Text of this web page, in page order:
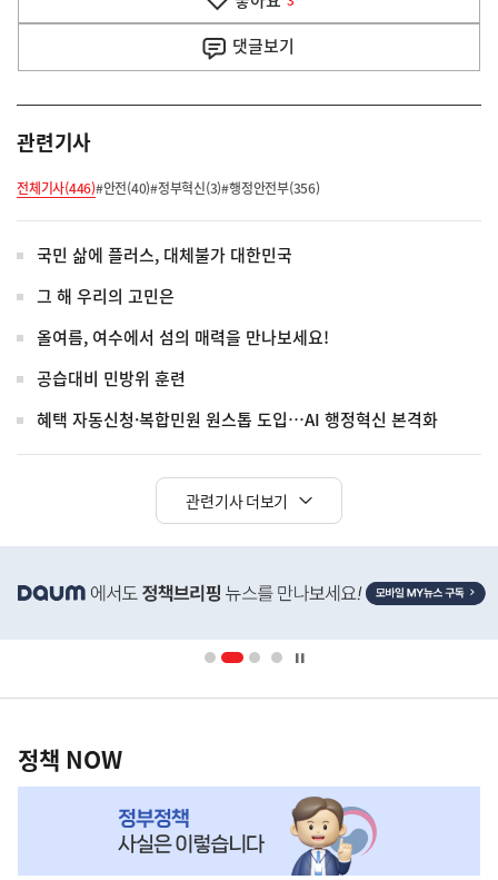
댓글보기
관련기사
전체기사(446)#안전(40)#정부혁신(3)#행정안전부(356)
국민 삶에 플러스, 대체불가 대한민국
그 해 우리의 고민은
올여름, 여수에서 섬의 매력을 만나보세요!
공습대비 민방위 훈련
혜택 자동신청·복합민원 원스톱 도입…AI 행정혁신 본격화
관련기사 더보기
단
배
영
책
NOW,
정책 NOW